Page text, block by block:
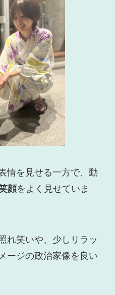
情を見せる一方で、動
顔をよく見せていま
れ笑いや、少しリラッ
ージの政治家像を良い